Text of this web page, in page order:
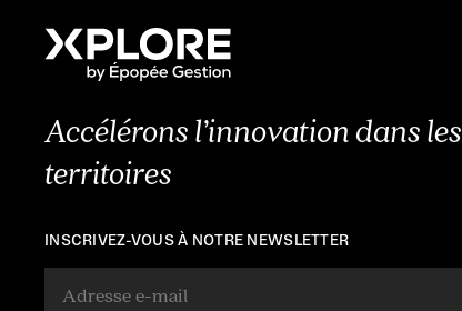
Accélérons l’innovation dans les
territoires
INSCRIVEZ-VOUS À NOTRE NEWSLETTER